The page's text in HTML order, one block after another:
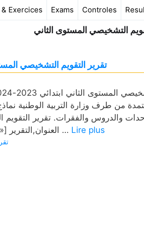
Exercices Exams Controles
التشخيصي المستوى الثاني
تقرير التقويم التشخيصي المستوى الثاني
من طرف وزارة التربية الوطنية
2024 [table sort= »desc,asc »] العنوان,التقرير … Lire plus